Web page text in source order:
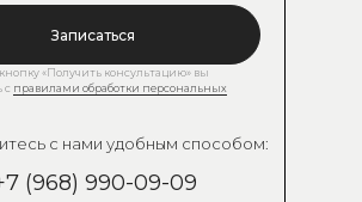
с нами удобным способом:
«Получить консультацию» вы
с правилами обработки персональных
(968) 990-09-09
Записаться